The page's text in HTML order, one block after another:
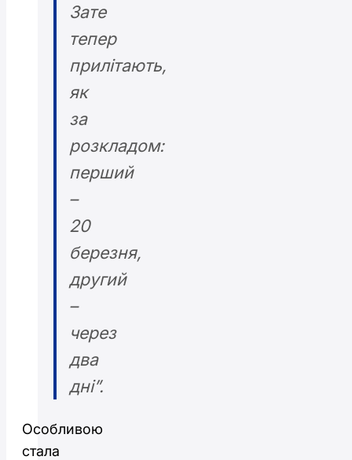
Зате
тепер
прилітають,
як
за
розкладом:
перший
–
20
березня,
другий
–
через
два
дні”.
Особливою
стала